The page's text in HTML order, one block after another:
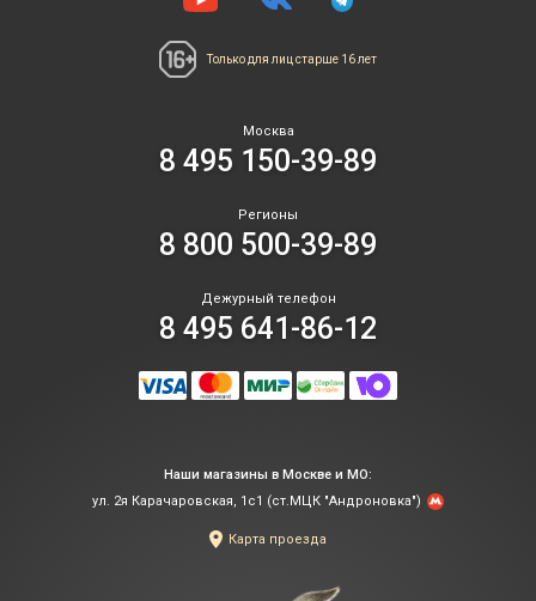
Только для лиц старше 16 лет
Москва
8 495 150-39-89
Регионы
8 800 500-39-89
Дежурный телефон
8 495 641-86-12
Наши магазины в Москве и МО:
ул. 2я Карачаровская, 1с1 (ст.МЦК "Андроновка")
Карта проезда